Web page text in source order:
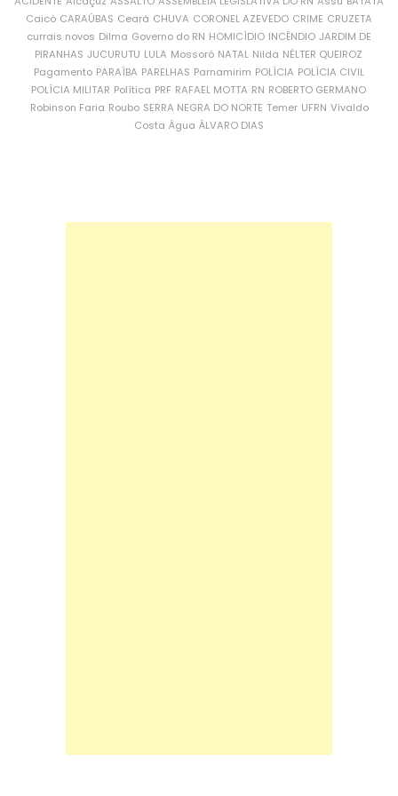
Caicó CARAÚBAS Ceará CHUVA CORONEL AZEVEDO CRIME CRUZETA
currais novos Dilma Governo do RN HOMICÍDIO INCÊNDIO JARDIM DE
PIRANHAS JUCURUTU LULA Mossoró NATAL Nilda NÉLTER QUEIROZ
Pagamento PARAÍBA PARELHAS Parnamirim POLÍCIA POLÍCIA CIVIL
POLÍCIA MILITAR Política PRF RAFAEL MOTTA RN ROBERTO GERMANO
Robinson Faria Roubo SERRA NEGRA DO NORTE Temer UFRN Vivaldo
Costa Água ÁLVARO DIAS